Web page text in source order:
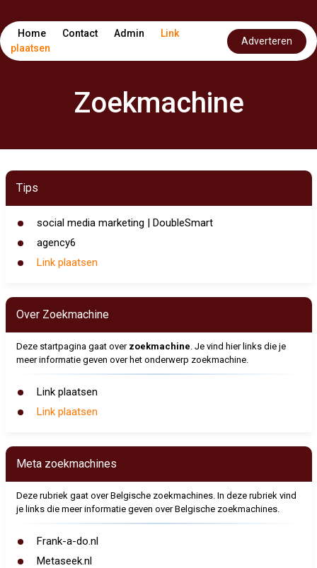
Home Contact Admin
Link
plaatsen
Adverteren
Zoekmachine
Tips
social media marketing | DoubleSmart
agency6
Link plaatsen
Over Zoekmachine
Deze startpagina gaat over zoekmachine. Je vind hier links die je
meer informatie geven over het onderwerp zoekmachine.
Link plaatsen
Link plaatsen
Meta zoekmachines
Deze rubriek gaat over Belgische zoekmachines. In deze rubriek vind
je links die meer informatie geven over Belgische zoekmachines.
Frank-a-do.nl
Metaseek.nl